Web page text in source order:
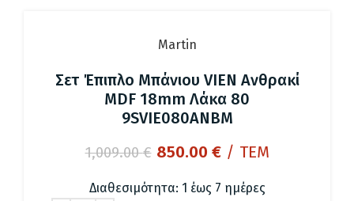
Martin
Σετ Έπιπλο Μπάνιου VIEN Ανθρακί
MDF 18mm Λάκα 80
9SVIE080ANBM
1,009.00€ Original
was:
850.00 €Η
τιμή
/ ΤΕΜ
Διαθεσιμότητα: 1 έως 7 ημέρες